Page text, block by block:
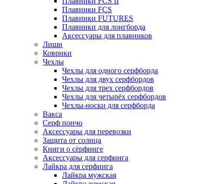
Плавники FCS
Плавники FUTURES
Плавники для лонгборда
Аксессуары для плавников
Лиши
Коврики
Чехлы
Чехлы для одного серфборда
Чехлы для двух серфбордов
Чехлы для трех серфбордов
Чехлы для четырёх серфбордов
Чехлы-носки для серфборда
Вакса
Серф пончо
Аксессуары для перевозки
Защита от солнца
Книги о сёрфинге
Аксессуары для серфинга
Лайкра для серфинга
Лайкра мужская